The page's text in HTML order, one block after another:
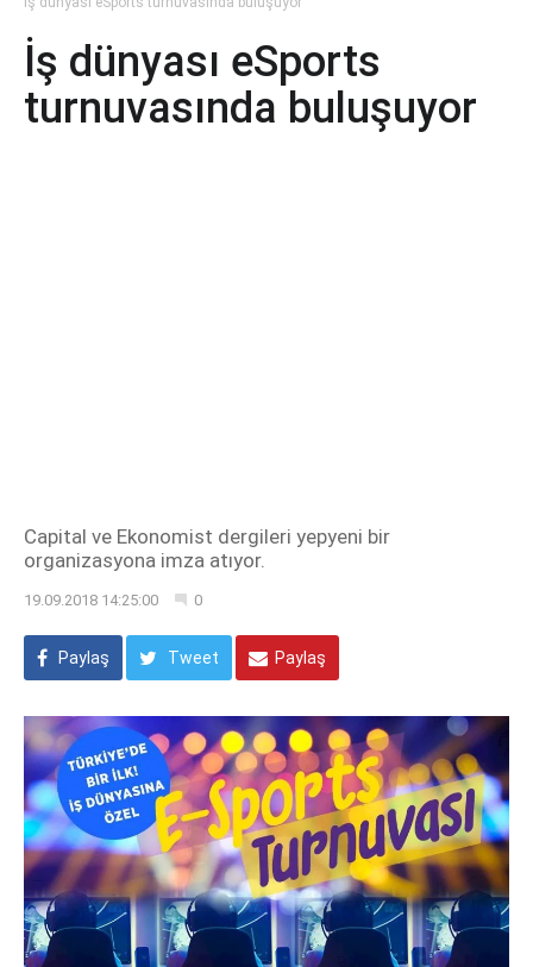
İş dünyası eSports
turnuvasında buluşuyor
Capital ve Ekonomist dergileri yepyeni bir
organizasyona imza atıyor.
19.09.2018 14:25:00 0
Paylaş Tweet Paylaş